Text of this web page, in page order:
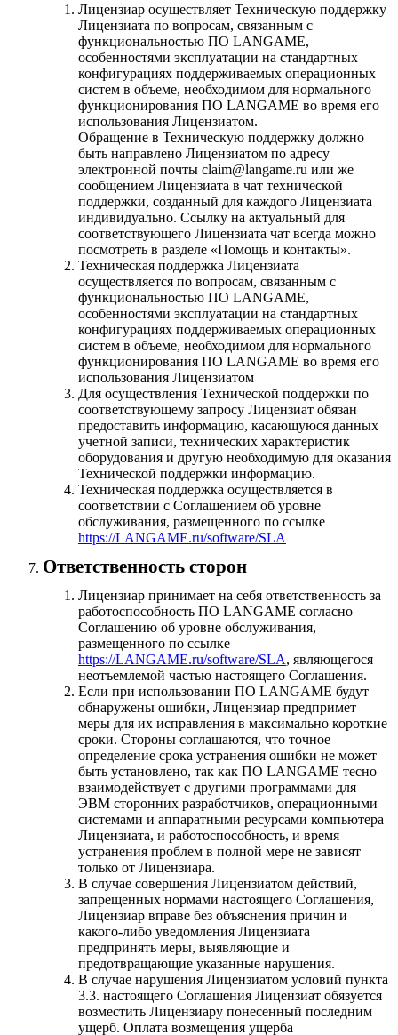
Лицензиар осуществляет Техническую поддержку
Лицензиата по вопросам, связанным с
функциональностью ПО LANGAME,
особенностями эксплуатации на стандартных
конфигурациях поддерживаемых операционных
систем в объеме, необходимом для нормального
функционирования ПО LANGAME во время его
использования Лицензиатом.
Обращение в Техническую поддержку должно
быть направлено Лицензиатом по адресу
электронной почты claim@langame.ru или же
сообщением Лицензиата в чат технической
поддержки, созданный для каждого Лицензиата
индивидуально. Ссылку на актуальный для
соответствующего Лицензиата чат всегда можно
посмотреть в разделе «Помощь и контакты».
Техническая поддержка Лицензиата
осуществляется по вопросам, связанным с
функциональностью ПО LANGAME,
особенностями эксплуатации на стандартных
конфигурациях поддерживаемых операционных
систем в объеме, необходимом для нормального
функционирования ПО LANGAME во время его
использования Лицензиатом
Для осуществления Технической поддержки по
соответствующему запросу Лицензиат обязан
предоставить информацию, касающуюся данных
учетной записи, технических характеристик
оборудования и другую необходимую для оказания
Технической поддержки информацию.
Техническая поддержка осуществляется в
соответствии с Соглашением об уровне
обслуживания, размещенного по ссылке
https://LANGAME.ru/software/SLA
Ответственность сторон
Лицензиар принимает на себя ответственность за
работоспособность ПО LANGAME согласно
Соглашению об уровне обслуживания,
размещенного по ссылке
https://LANGAME.ru/software/SLA, являющегося
неотъемлемой частью настоящего Соглашения.
Если при использовании ПО LANGAME будут
обнаружены ошибки, Лицензиар предпримет
меры для их исправления в максимально короткие
сроки. Стороны соглашаются, что точное
определение срока устранения ошибки не может
быть установлено, так как ПО LANGAME тесно
взаимодействует с другими программами для
ЭВМ сторонних разработчиков, операционными
системами и аппаратными ресурсами компьютера
Лицензиата, и работоспособность, и время
устранения проблем в полной мере не зависят
только от Лицензиара.
В случае совершения Лицензиатом действий,
запрещенных нормами настоящего Соглашения,
Лицензиар вправе без объяснения причин и
какого-либо уведомления Лицензиата
предпринять меры, выявляющие и
предотвращающие указанные нарушения.
В случае нарушения Лицензиатом условий пункта
3.3. настоящего Соглашения Лицензиат обязуется
возместить Лицензиару понесенный последним
ущерб. Оплата возмещения ущерба